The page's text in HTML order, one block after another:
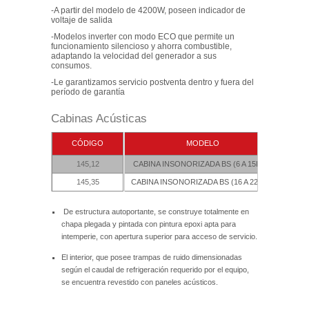
-A partir del modelo de 4200W, poseen indicador de
voltaje de salida
-Modelos inverter con modo ECO que permite un
funcionamiento silencioso y ahorra combustible,
adaptando la velocidad del generador a sus
consumos.
-Le garantizamos servicio postventa dentro y fuera del
período de garantía
Cabinas Acústicas
MODELO
CABINA INSONORIZADA BS (6 A 15KVA)
CABINA INSONORIZADA BS (16 A 22KVA)
CÓDIGO
145,12
145,35
De estructura autoportante, se construye totalmente en
chapa plegada y pintada con pintura epoxi apta para
intemperie, con apertura superior para acceso de servicio.
El interior, que posee trampas de ruido dimensionadas
según el caudal de refrigeración requerido por el equipo,
se encuentra revestido con paneles acústicos.